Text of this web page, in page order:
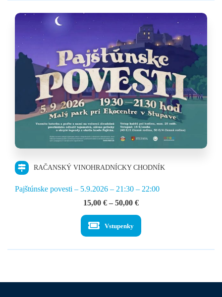
RAČANSKÝ VINOHRADNÍCKY CHODNÍK
Pajštúnske povesti – 5.9.2026 – 21:30 – 22:00
15,00 € – 50,00 €Price
15,00 €
50,00 €
Vstupenky